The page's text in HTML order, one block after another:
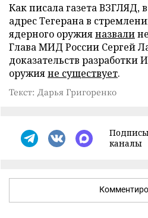
Как писала газета ВЗГЛЯД,
адрес Тегерана в
ядерного оружияназвали
Глава МИД России Сергей
доказательств разработки
оружияне существует.
Текст: Дарья Григоренко
каналы